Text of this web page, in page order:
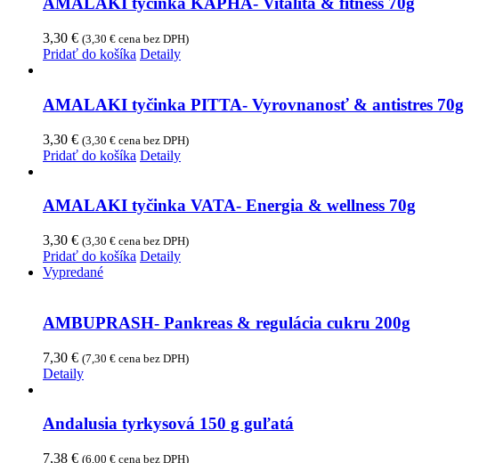
3,30 € (3,30 € cena bez DPH)
Pridať do košíka Detaily
AMALAKI tyčinka PITTA- Vyrovnanosť & antistres 70g
3,30 € (3,30 € cena bez DPH)
Pridať do košíka Detaily
AMALAKI tyčinka VATA- Energia & wellness 70g
3,30 € (3,30 € cena bez DPH)
Pridať do košíka Detaily
Vypredané
AMBUPRASH- Pankreas & regulácia cukru 200g
7,30 € (7,30 € cena bez DPH)
Detaily
Andalusia tyrkysová 150 g guľatá
7,38 € (6,00 € cena bez DPH)